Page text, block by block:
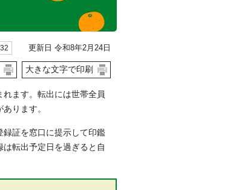
更新日 令和8年2月24日
大きな文字で印刷
ます。転出には世帯全員
ります。
録証を窓口に提示して印鑑
転出予定日を過ぎると自